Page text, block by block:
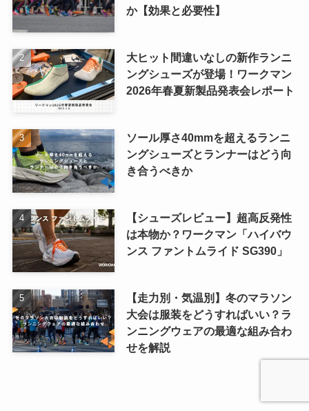
か【効果と必要性】
大ヒット間違いなしの新作ランニ
ングシューズが登場！ワークマン
2026年春夏新製品発表会レポート
ソール厚さ40mmを超えるランニ
ングシューズとランナーはどう向
き合うべきか
【シューズレビュー】超高反発性
は本物か？ワークマン「ハイバウ
ンス ファントムライド SG390」
【走力別・気温別】冬のマラソン
大会は服装をどうすればいい？ラ
ンニングウェアの最適な組み合わ
せを解説